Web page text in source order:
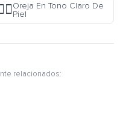
Oreja En Tono Claro De
Piel
relacionados: